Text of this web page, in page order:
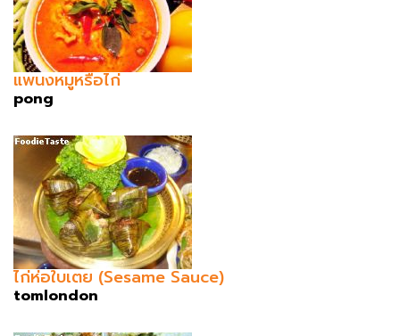
แพนงหมูหรือไก่
pong
ไก่ห่อใบเตย (Sesame Sauce)
tomlondon